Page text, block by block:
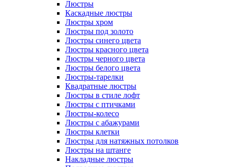
Люстры
Каскадные люстры
Люстры хром
Люстры под золото
Люстры синего цвета
Люстры красного цвета
Люстры черного цвета
Люстры белого цвета
Люстры-тарелки
Квадратные люстры
Люстры в стиле лофт
Люстры с птичками
Люстры-колесо
Люстры с абажурами
Люстры клетки
Люстры для натяжных потолков
Люстры на штанге
Накладные люстры